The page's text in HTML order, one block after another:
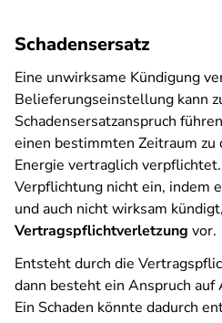
Schadensersatz
Eine unwirksame Kündigung
Belieferungseinstellung kann
Schadensersatzanspruch
einen bestimmten Zeitraum
Energie vertraglich
Verpflichtung nicht ein, indem
und auch nicht wirksam
Vertragspflichtverletzung vor.
Entsteht durch die
dann besteht ein Anspruch auf
Ein Schaden könnte dadurch